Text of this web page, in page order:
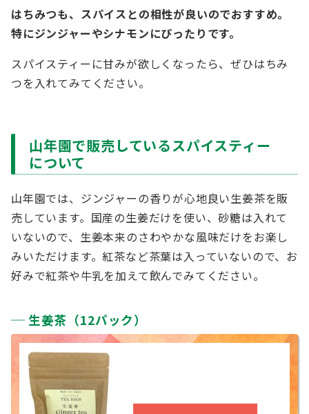
はちみつも、スパイスとの相性が良いのでおすすめ。
特にジンジャーやシナモンにぴったりです。
スパイスティーに甘みが欲しくなったら、ぜひはちみ
つを入れてみてください。
山年園で販売しているスパイスティー
について
山年園では、ジンジャーの香りが心地良い生姜茶を販
売しています。国産の生姜だけを使い、砂糖は入れて
いないので、生姜本来のさわやかな風味だけをお楽し
みいただけます。紅茶など茶葉は入っていないので、お
好みで紅茶や牛乳を加えて飲んでみてください。
生姜茶（12パック）